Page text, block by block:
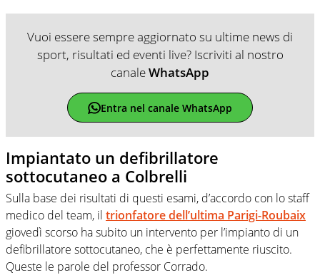
Vuoi essere sempre aggiornato su ultime news di
sport, risultati ed eventi live? Iscriviti al nostro
canaleWhatsApp
Entra nel canale WhatsApp
Impiantato un defibrillatore
sottocutaneo a Colbrelli
Sulla base dei risultati di questi esami, d’accordo con lo staff
medico del team, il trionfatore dell’ultima Parigi-Roubaix
giovedì scorso ha subito un intervento per l’impianto di un
defibrillatore sottocutaneo, che è perfettamente riuscito.
Queste le parole del professor Corrado.